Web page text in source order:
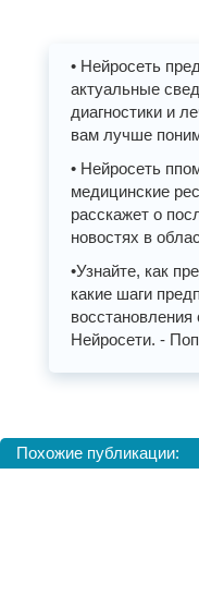
• Нейросеть
актуальные
диагностики и
вам лучше
• Нейросеть
медицинские
расскажет о
новостях в
•Узнайте, как
какие шаги
Нейросети. -
Похожие публикации: